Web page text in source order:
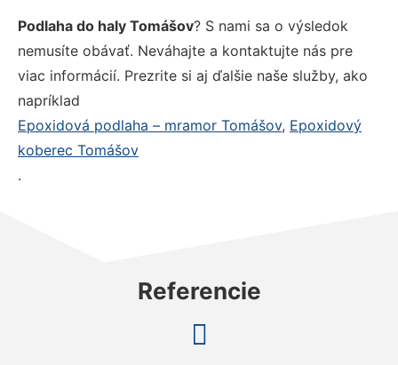
Podlaha do haly Tomášov? S nami sa o výsledok
nemusíte obávať. Neváhajte a kontaktujte nás pre
viac informácií. Prezrite si aj ďalšie naše služby, ako
napríklad
Epoxidová podlaha – mramor Tomášov, Epoxidový
koberec Tomášov
.
Referencie